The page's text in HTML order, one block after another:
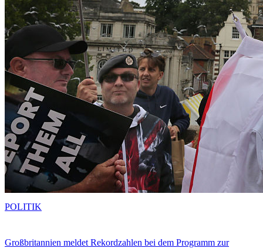
Großbritannien meldet Rekordzahlen bei dem Programm zur
POLITIK